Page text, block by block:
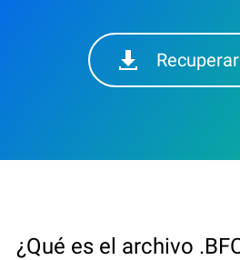
¿Qué es el archivo